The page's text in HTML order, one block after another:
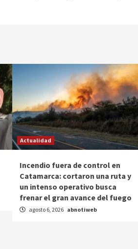
Actualidad
Incendio fuera de control en
Catamarca: cortaron una ruta y
un intenso operativo busca
frenar el gran avance del fuego
agosto 6, 2026 abnotiweb